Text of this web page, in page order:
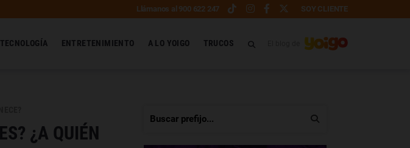
Llámanos al 900 622 247 SOY CLIENTE
TECNOLOGÍA ENTRETENIMIENTO A LO YOIGO TRUCOS
¿A QUIÉN